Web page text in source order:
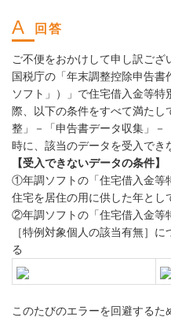
ご不便をおかけして申し訳ござ
国税庁の「年末調整控除申告
ソフト」）」で住宅借入金等
際、以下の条件をすべて満たし
整」－「申告書データ収集」
時に、該当のデータを受入でき
【受入できないデータの条件】
①年調ソフトの「住宅借入金等
住宅を居住の用に供した年とし
②年調ソフトの「住宅借入金等
［特例対象個人の該当有無］
る
このたびのエラーを回避する